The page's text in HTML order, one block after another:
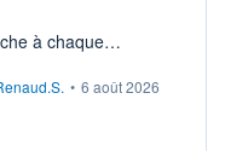
à chaque
sa retraite.
• 6 août 2026